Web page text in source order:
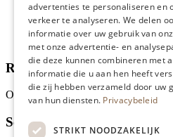
Wie zijn wij?
Recepten
Tips
Recensies
Onze klanten waarderen ons met 4.9
Schrijf je in voor onze
advertenties te personaliseren en
verkeer te analyseren. We delen
informatie over uw gebruik van
met onze advertentie- en
die deze kunnen combineren met
informatie die u aan hen heeft
die zij hebben verzameld door uw
van hun diensten. Privacybeleid
STRIKT NOODZAKELIJK